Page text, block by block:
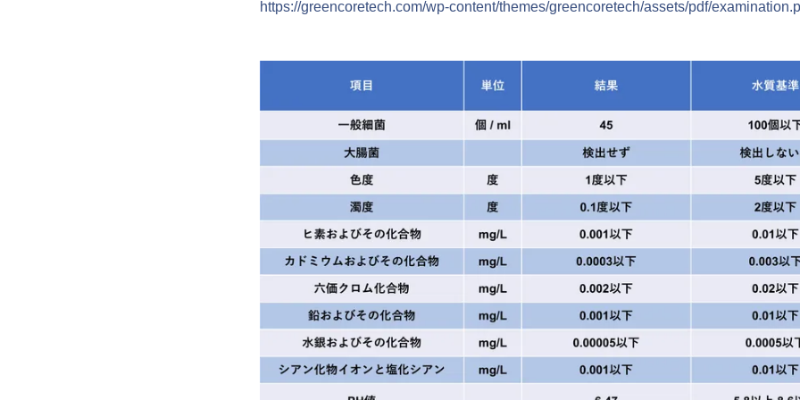
https://greencoretech.com/wp-content/themes/greencoretech/assets/pdf/